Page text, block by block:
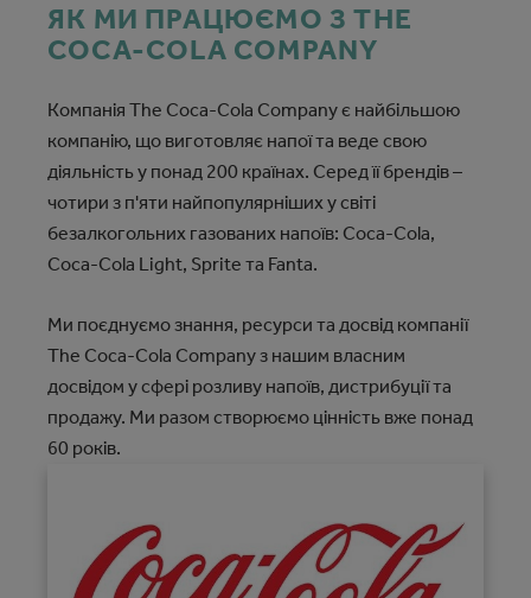
ЯК МИ ПРАЦЮЄМО З THE
COCA‑COLA COMPANY
Компанія The Coca‑Cola Company є найбільшою
компанію, що виготовляє напої та веде свою
діяльність у понад 200 країнах. Серед її брендів –
чотири з п'яти найпопулярніших у світі
безалкогольних газованих напоїв: Coca‑Cola,
Coca‑Cola Light, Sprite та Fanta.
Ми поєднуємо знання, ресурси та досвід компанії
The Coca‑Cola Company з нашим власним
досвідом у сфері розливу напоїв, дистрибуції та
продажу. Ми разом створюємо цінність вже понад
60 років.